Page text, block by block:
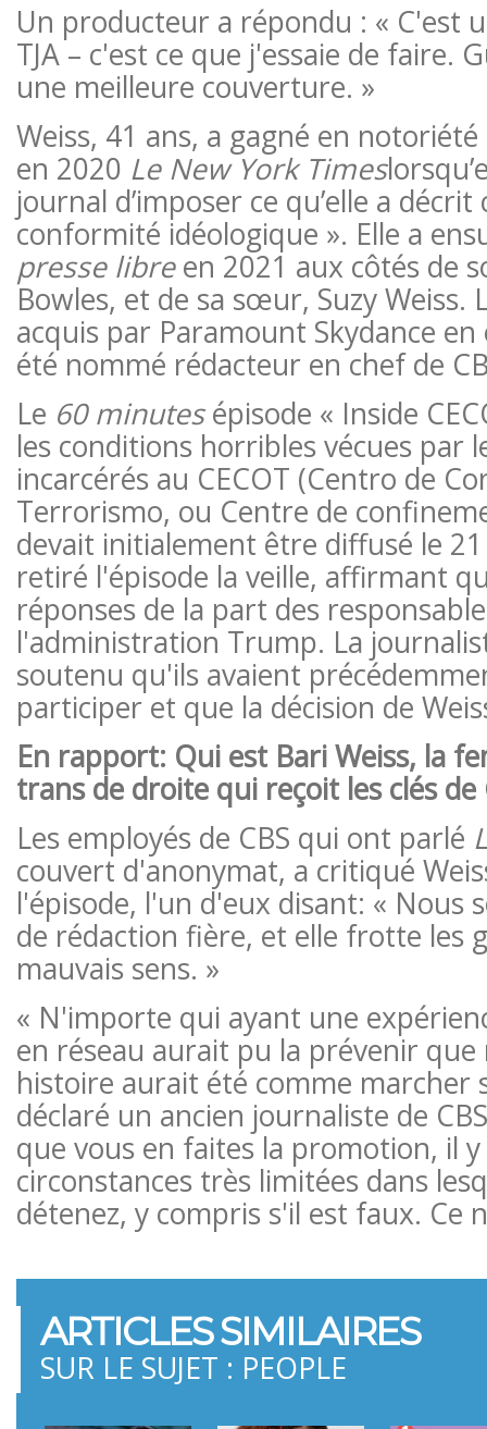
Un producteur a répondu : « C'est
TJA – c'est ce que j'essaie de faire.
une meilleure couverture. »
Weiss, 41 ans, a gagné en
en 2020 Le New York Times
journal d’imposer ce qu’elle a
conformité idéologique ». Elle a
presse libreen 2021 aux côtés de
Bowles, et de sa sœur, Suzy Weiss.
acquis par Paramount Skydance
été nommé rédacteur en chef de
Le 60 minutesépisode « Inside
les conditions horribles vécues par
incarcérés au CECOT (Centro de
Terrorismo, ou Centre de
devait initialement être diffusé le
retiré l'épisode la veille, affirmant
réponses de la part des
l'administration Trump. La
soutenu qu'ils avaient
participer et que la décision de
En rapport: Qui est Bari Weiss, la
trans de droite qui reçoit les clés de
Les employés de CBS qui ont parlé
couvert d'anonymat, a critiqué
l'épisode, l'un d'eux disant: « Nous
de rédaction fière, et elle frotte les
mauvais sens. »
« N'importe qui ayant une
en réseau aurait pu la prévenir
histoire aurait été comme marcher
déclaré un ancien journaliste de
que vous en faites la promotion, il y
circonstances très limitées dans
détenez, y compris s'il est faux. Ce
ARTICLES SIMILAIRES
SUR LE SUJET : PEOPLE